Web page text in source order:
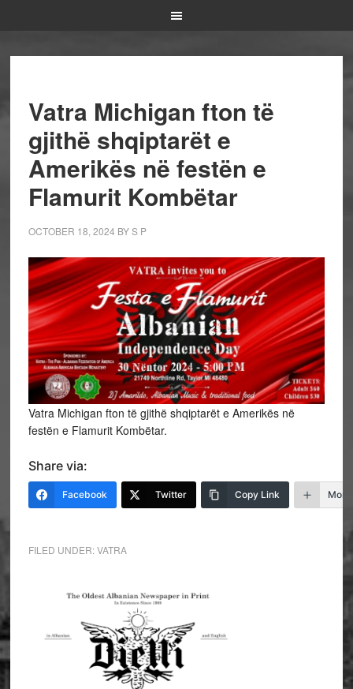
Vatra Michigan fton të
gjithë shqiptarët e
Amerikës në festën e
Flamurit Kombëtar
OCTOBER 18, 2024 BYS P
Vatra Michigan fton të gjithë shqiptarët e Amerikës në
festën e Flamurit Kombëtar.
Share via:
Facebook Twitter Copy Link More
FILED UNDER:VATRA